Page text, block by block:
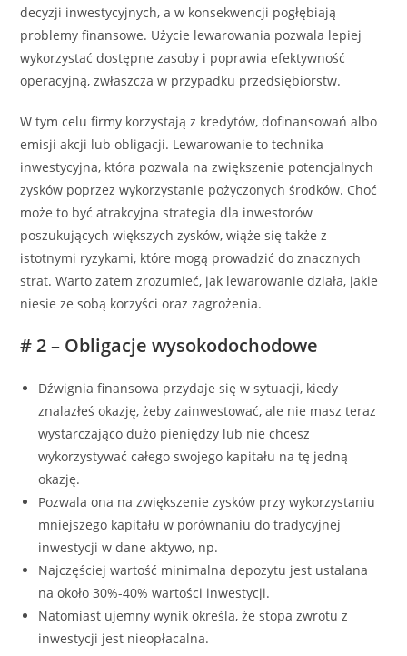
decyzji inwestycyjnych, a w konsekwencji pogłębiają
problemy finansowe. Użycie lewarowania pozwala lepiej
wykorzystać dostępne zasoby i poprawia efektywność
operacyjną, zwłaszcza w przypadku przedsiębiorstw.
W tym celu firmy korzystają z kredytów, dofinansowań albo
emisji akcji lub obligacji. Lewarowanie to technika
inwestycyjna, która pozwala na zwiększenie potencjalnych
zysków poprzez wykorzystanie pożyczonych środków. Choć
może to być atrakcyjna strategia dla inwestorów
poszukujących większych zysków, wiąże się także z
istotnymi ryzykami, które mogą prowadzić do znacznych
strat. Warto zatem zrozumieć, jak lewarowanie działa, jakie
niesie ze sobą korzyści oraz zagrożenia.
# 2 – Obligacje wysokodochodowe
Dźwignia finansowa przydaje się w sytuacji, kiedy
znalazłeś okazję, żeby zainwestować, ale nie masz teraz
wystarczająco dużo pieniędzy lub nie chcesz
wykorzystywać całego swojego kapitału na tę jedną
okazję.
Pozwala ona na zwiększenie zysków przy wykorzystaniu
mniejszego kapitału w porównaniu do tradycyjnej
inwestycji w dane aktywo, np.
Najczęściej wartość minimalna depozytu jest ustalana
na około 30%-40% wartości inwestycji.
Natomiast ujemny wynik określa, że stopa zwrotu z
inwestycji jest nieopłacalna.